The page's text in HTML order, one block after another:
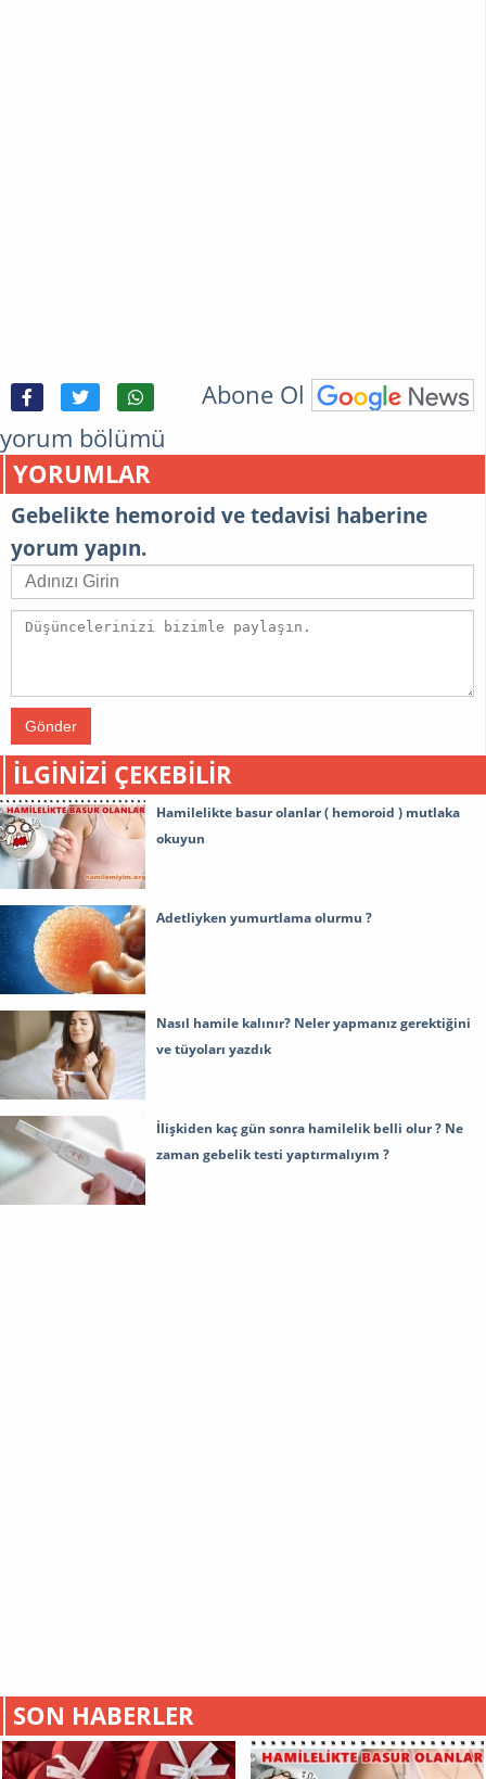
Abone Ol
yorum bölümü
YORUMLAR
Gebelikte hemoroid ve tedavisi haberine
yorum yapın.
Gönder
İLGINIZI ÇEKEBILIR
Hamilelikte basur olanlar ( hemoroid ) mutlaka
okuyun
Adetliyken yumurtlama olurmu ?
Nasıl hamile kalınır? Neler yapmanız gerektiğini
ve tüyoları yazdık
İlişkiden kaç gün sonra hamilelik belli olur ? Ne
zaman gebelik testi yaptırmalıyım ?
SON HABERLER